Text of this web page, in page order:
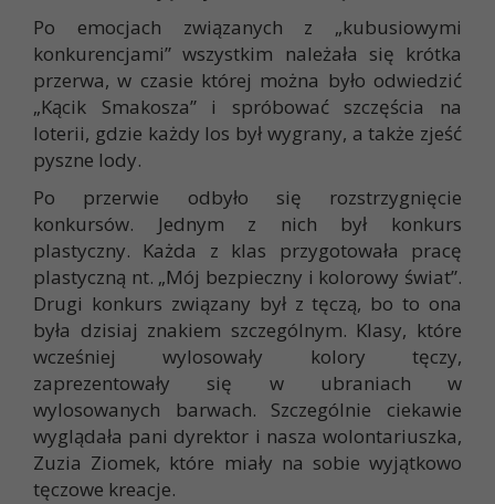
Po emocjach związanych z „kubusiowymi
konkurencjami” wszystkim należała się krótka
przerwa, w czasie której można było odwiedzić
„Kącik Smakosza” i spróbować szczęścia na
loterii, gdzie każdy los był wygrany, a także zjeść
pyszne lody.
Po przerwie odbyło się rozstrzygnięcie
konkursów. Jednym z nich był konkurs
plastyczny. Każda z klas przygotowała pracę
plastyczną nt. „Mój bezpieczny i kolorowy świat”.
Drugi konkurs związany był z tęczą, bo to ona
była dzisiaj znakiem szczególnym. Klasy, które
wcześniej wylosowały kolory tęczy,
zaprezentowały się w ubraniach w
wylosowanych barwach. Szczególnie ciekawie
wyglądała pani dyrektor i nasza wolontariuszka,
Zuzia Ziomek, które miały na sobie wyjątkowo
tęczowe kreacje.